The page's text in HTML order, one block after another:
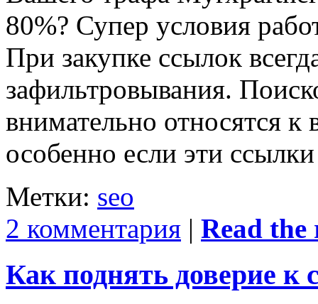
80%? Супер условия
При закупке ссылок
зафильтровывания.
внимательно относятся
особенно если эти
Метки: seo
2 комментария | Read the
Как поднять доверие к